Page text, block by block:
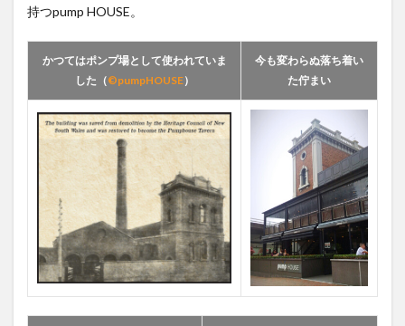
4.4
FUSAMI
Victory /
Brewing
Co.
5
今日
のお
つま
み
6
まと
め
持つpump HOUSE。
かつてはポンプ場として使われていま
した（©pumpHOUSE）
今も変わらぬ落ち着い
た佇まい